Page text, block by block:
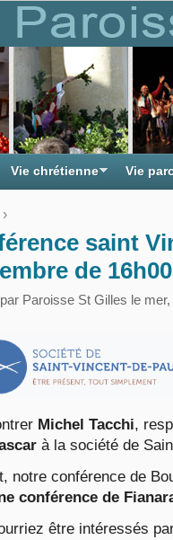
ici
›
saint
de
Paroisse St Gilles le
Michel Tacchi,
à la société de
notre conférence de
conférence de
être intéressés
Vie chrétienne Vie